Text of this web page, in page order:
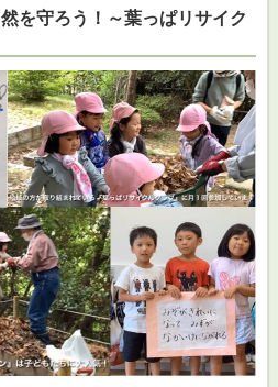
を守ろう！～葉っぱリサイク